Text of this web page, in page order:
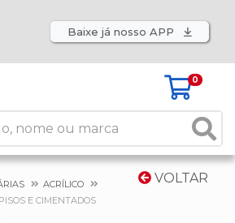
Baixe já nosso APP
0
VOLTAR
ACRÍLICO
E CIMENTADOS